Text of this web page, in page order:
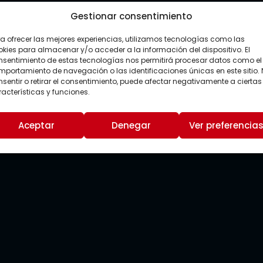
Gestionar consentimiento
ofrecer las mejores experiencias, utilizamos tecnologías como las
para almacenar y/o acceder a la información del dispositivo. El
de estas tecnologías nos permitirá procesar datos como el
de navegación o las identificaciones únicas en este sitio.
o retirar el consentimiento, puede afectar negativamente a ciertas
y funciones.
Aceptar Denegar Ver